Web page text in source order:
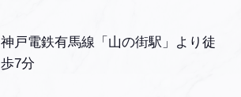
神戸電鉄有馬線「山の街駅」より徒
歩7分